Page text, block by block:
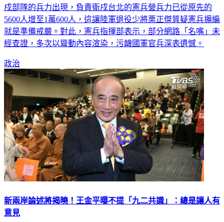
戍部隊的兵力出現，負責衛戍台北的憲兵營兵力已從原先的
5600人增至1萬600人，這讓陸軍退役少將栗正傑質疑憲兵擴編
就是準備戒嚴。對此，憲兵指揮部表示，部分網路「名嘴」未
經查證，多次以聳動內容渲染，污衊國軍官兵深表遺憾。
政治
新兩岸論述將揭曉！王金平曝不提「九二共識」：總是讓人有
意見